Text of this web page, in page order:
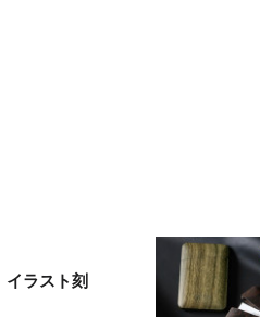
ラスト刻